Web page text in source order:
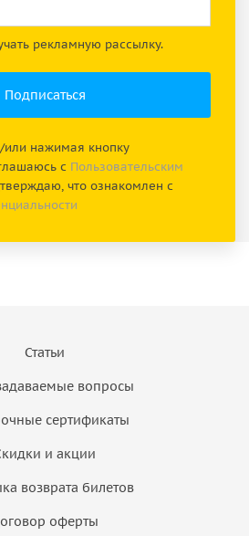
рекламную рассылку.
или нажимая кнопку
с Пользовательским
что ознакомлен с
Статьи
вопросы
сертификаты
и акции
возврата билетов
оферты